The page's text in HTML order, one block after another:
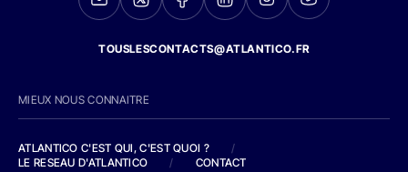
TOUSLESCONTACTS@ATLANTICO.FR
MIEUX NOUS CONNAITRE
ATLANTICO C'EST QUI, C'EST QUOI ?
/
LE RESEAU D'ATLANTICO
/ CONTACT